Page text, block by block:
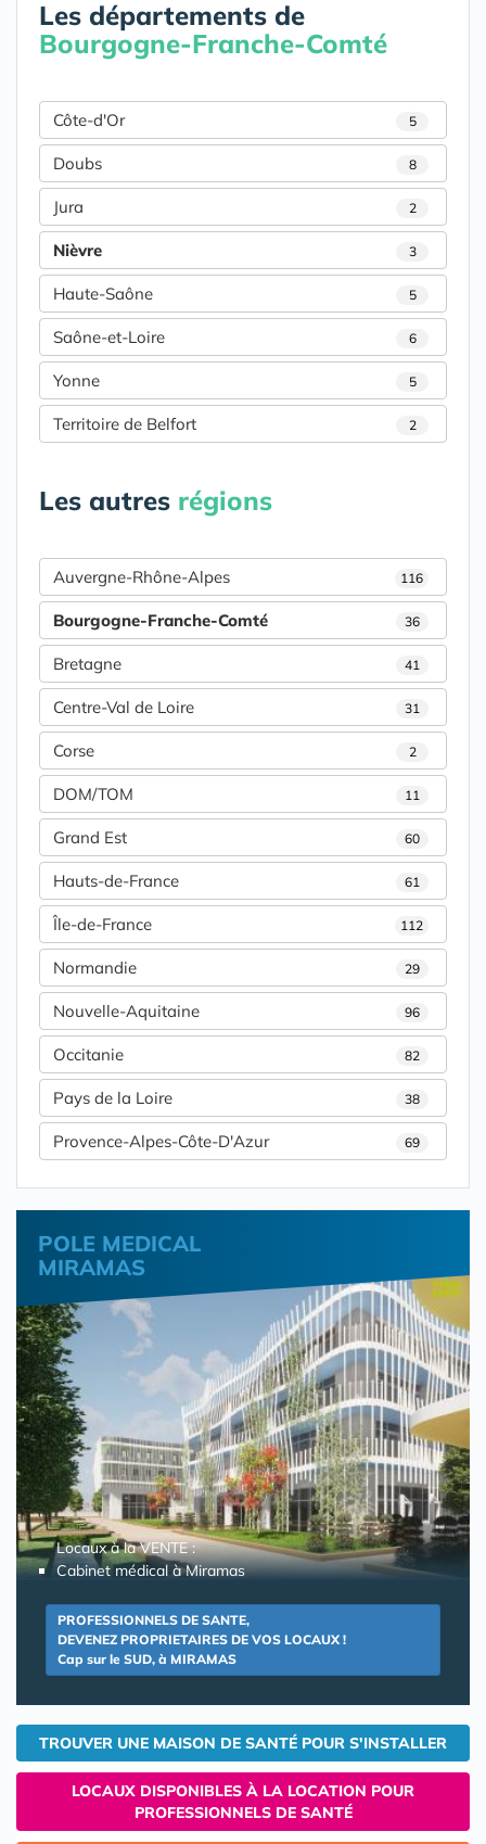
Les départements de
Bourgogne-Franche-Comté
Côte-d'Or 5
Doubs 8
Jura 2
Nièvre 3
Haute-Saône 5
Saône-et-Loire 6
Yonne 5
Territoire de Belfort 2
Les autres régions
Auvergne-Rhône-Alpes 116
Bourgogne-Franche-Comté 36
Bretagne 41
Centre-Val de Loire 31
Corse 2
DOM/TOM 11
Grand Est 60
Hauts-de-France 61
Île-de-France 112
Normandie 29
Nouvelle-Aquitaine 96
Occitanie 82
Pays de la Loire 38
Provence-Alpes-Côte-D'Azur 69
POLE MEDICAL
MIRAMAS
Locaux à la VENTE :
Cabinet médical à Miramas
PROFESSIONNELS DE SANTE,
DEVENEZ PROPRIETAIRES DE VOS LOCAUX !
Cap sur le SUD, à MIRAMAS
TROUVER UNE MAISON DE SANTÉ POUR S'INSTALLER
LOCAUX DISPONIBLES À LA LOCATION POUR
PROFESSIONNELS DE SANTÉ